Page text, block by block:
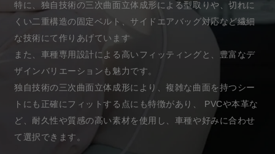
特に、独自技術の三次曲面立体成形による型取りや、切れに
くい二重構造の固定ベルト、サイドエアバッグ対応など繊細
な技術にて作りあげています
また、車種専用設計による高いフィッティングと、豊富なデ
ザインバリエーションも魅力です。
独自技術の三次曲面立体成形により、複雑な曲面を持つシー
トにも正確にフィットする点にも特徴があり、 PVCや本革な
ど、耐久性や質感の高い素材を使用し、車種や好みに合わせ
て選択できます。